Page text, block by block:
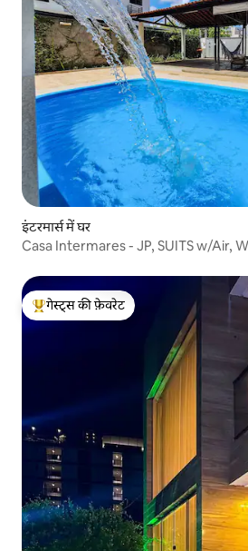
इंटरमार्स में घर
Casa Intermares - JP, SUITS w/Air,
गेस्ट्स का टॉप फ़ेवरेट
गेस्ट्स की फ़ेवरेट